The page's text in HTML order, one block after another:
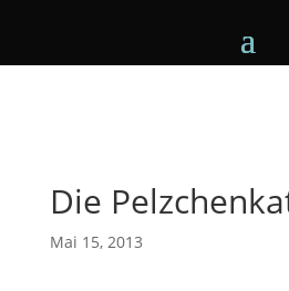
Die
Mai 15, 2013